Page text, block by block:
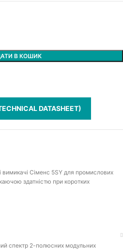
В КОШИК
DATASHEET)
вимикачі Сіменс 5SY для промислових
здатністю при коротких
спектр 2-полюсних модульних